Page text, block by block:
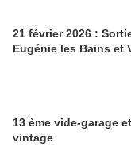
21 février 2026 :
Eugénie les Bains et
13 ème vide-garage
vintage